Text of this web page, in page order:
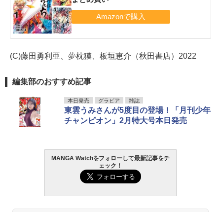
(C)藤田勇利亜、夢枕獏、板垣恵介（秋田書店）2022
編集部のおすすめ記事
本日発売 グラビア 雑誌
東雲うみさんが5度目の登場！「月刊少年
チャンピオン」2月特大号本日発売
MANGA Watchをフォローして最新記事をチ
ェック！